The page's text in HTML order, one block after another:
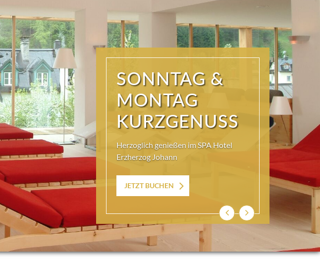
SONNTAG &
MONTAG
KURZGENUSS
Herzoglich genießen im SPA Hotel
Erzherzog Johann
JETZT BUCHEN
ZurückWeiter